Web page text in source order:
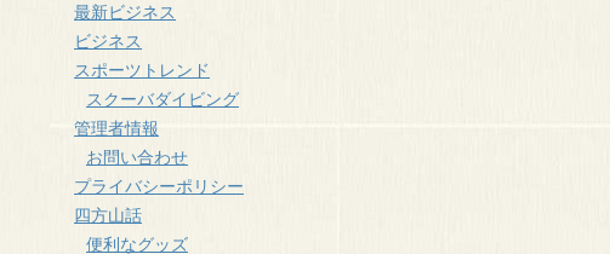
最新ビジネス
ビジネス
スポーツトレンド
スクーバダイビング
管理者情報
お問い合わせ
プライバシーポリシー
四方山話
便利なグッズ